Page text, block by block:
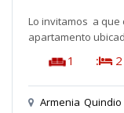
Lo invitamos a que
apartamento
1 : 2
Armenia Quindio